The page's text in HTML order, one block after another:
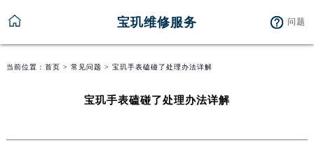
宝玑维修服务 问题
当前位置： 首页 > 常见问题 > 宝玑手表磕碰了处理办法详解
宝玑手表磕碰了处理办法详解